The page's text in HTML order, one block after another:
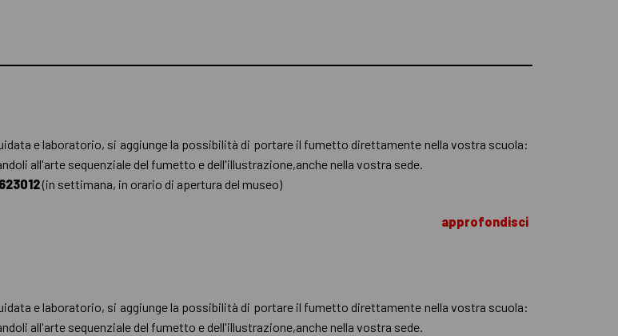
e laboratorio, si aggiunge la possibilità di portare il fumetto direttamente nella vostra scuola:
all'arte sequenziale del fumetto e dell'illustrazione,anche nella vostra sede.
(in settimana, in orario di apertura del museo)
approfondisci
e laboratorio, si aggiunge la possibilità di portare il fumetto direttamente nella vostra scuola:
all'arte sequenziale del fumetto e dell'illustrazione,anche nella vostra sede.